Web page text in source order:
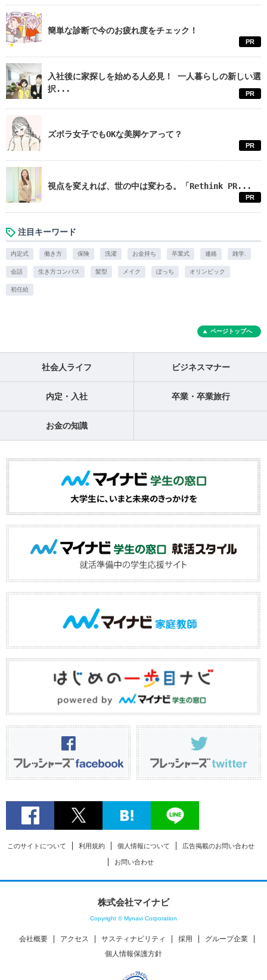
簡単な診断で今のお疲れ度をチェック！
PR
入社後に家探しを始める人必見！ 一人暮らしの新しい選
択...
PR
ズボラ女子でもOKな美脚ケアって？
PR
視点を変えれば、世の中は変わる。「Rethink PR...
PR
注目キーワード
内定式 働き方 保険 洗濯 お金持ち 卒業式 連絡 雑学.
会話 生き方コンパス 髪型 メイク ぼっち オリンピック
初任給
ページトップへ
社会人ライフ ビジネスマナー
内定・入社 卒業・卒業旅行
お金の知識
このサイトについて 利用規約 個人情報について 広告掲載のお問い合わせ
お問い合わせ
株式会社マイナビ
Copyright © Mynavi Corporation
会社概要 アクセス サスティナビリティ 採用
グループ企業
個人情報保護方針